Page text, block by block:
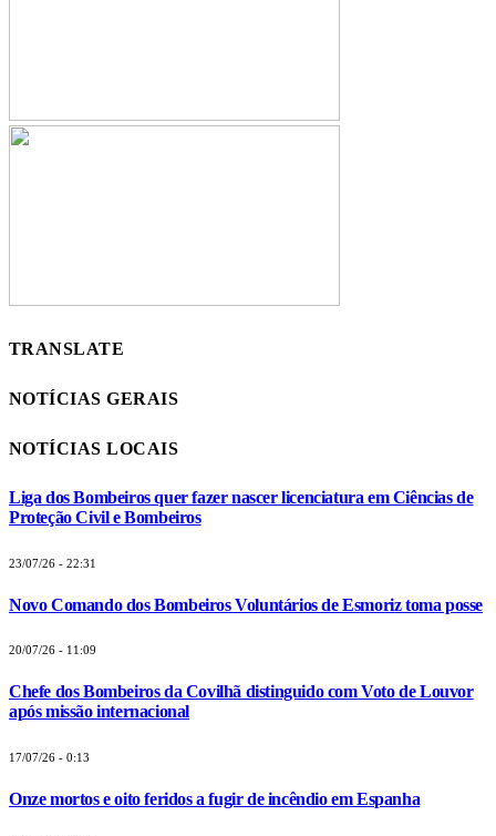
TRANSLATE
NOTÍCIAS GERAIS
NOTÍCIAS LOCAIS
Liga dos Bombeiros quer fazer nascer licenciatura em Ciências de
Proteção Civil e Bombeiros
23/07/26 - 22:31
Novo Comando dos Bombeiros Voluntários de Esmoriz toma posse
20/07/26 - 11:09
Chefe dos Bombeiros da Covilhã distinguido com Voto de Louvor
após missão internacional
17/07/26 - 0:13
Onze mortos e oito feridos a fugir de incêndio em Espanha